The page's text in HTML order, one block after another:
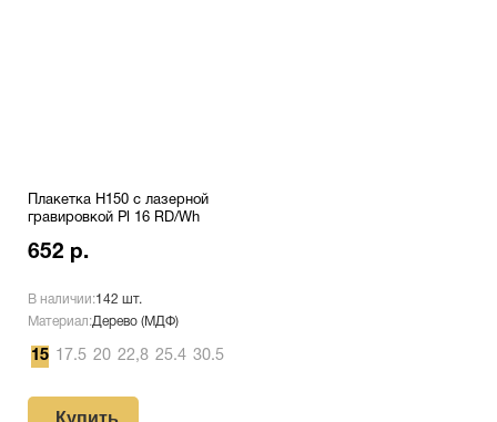
Плакетка H150 с лазерной
гравировкой Pl 16 RD/Wh
652 р.
В наличии:142 шт.
Материал:Дерево (МДФ)
15 17.5 20 22,8 25.4 30.5